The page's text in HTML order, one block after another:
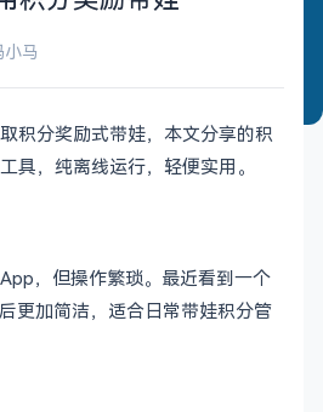
小马
积分奖励式带娃，本文分享的积
具，纯离线运行，轻便实用。
，但操作繁琐。最近看到一个
更加简洁，适合日常带娃积分管